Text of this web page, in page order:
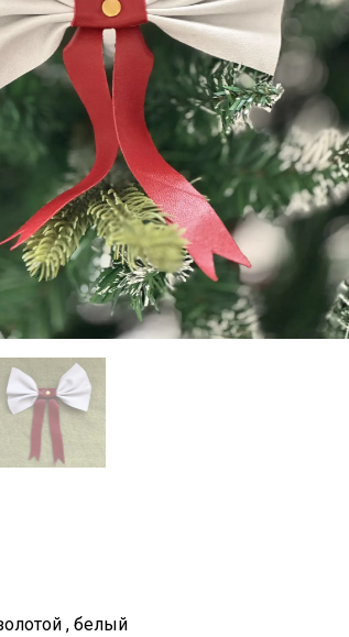
, белый